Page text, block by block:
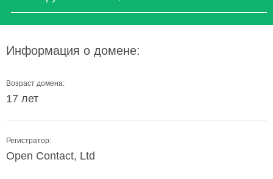
Информация о домене:
Возраст домена:
17 лет
Регистратор:
Open Contact, Ltd